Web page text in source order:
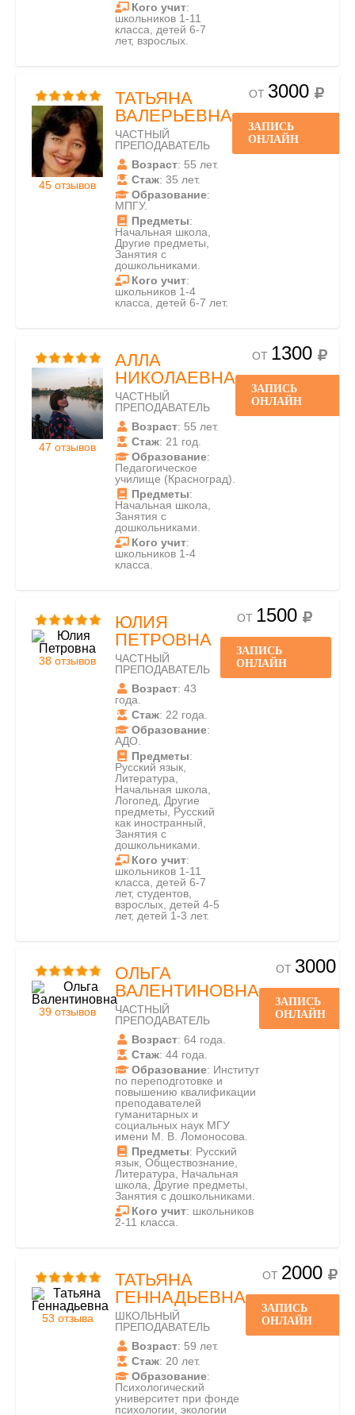
Кого учит:
школьников 1-11
класса, детей 6-7
лет, взрослых.
45 отзывов
ТАТЬЯНА
ВАЛЕРЬЕВНА
ЧАСТНЫЙ
ПРЕПОДАВАТЕЛЬ
Возраст: 55 лет.
Стаж: 35 лет.
Образование:
МПГУ.
Предметы:
Начальная школа,
Другие предметы,
Занятия с
дошкольниками.
Кого учит:
школьников 1-4
класса, детей 6-7 лет.
ОТ 3000
ЗАПИСЬ
ОНЛАЙН
47 отзывов
АЛЛА
НИКОЛАЕВНА
ЧАСТНЫЙ
ПРЕПОДАВАТЕЛЬ
Возраст: 55 лет.
Стаж: 21 год.
Образование:
Педагогическое
училище (Красноград).
Предметы:
Начальная школа,
Занятия с
дошкольниками.
Кого учит:
школьников 1-4
класса.
ОТ 1300
ЗАПИСЬ
ОНЛАЙН
38 отзывов
ЮЛИЯ
ПЕТРОВНА
ЧАСТНЫЙ
ПРЕПОДАВАТЕЛЬ
Возраст: 43
года.
Стаж: 22 года.
Образование:
АДО.
Предметы:
Русский язык,
Литература,
Начальная школа,
Логопед, Другие
предметы, Русский
как иностранный,
Занятия с
дошкольниками.
Кого учит:
школьников 1-11
класса, детей 6-7
лет, студентов,
взрослых, детей 4-5
лет, детей 1-3 лет.
ОТ 1500
ЗАПИСЬ
ОНЛАЙН
39 отзывов
ОЛЬГА
ВАЛЕНТИНОВНА
ЧАСТНЫЙ
ПРЕПОДАВАТЕЛЬ
Возраст: 64 года.
Стаж: 44 года.
Образование: Институт
по переподготовке и
повышению квалификации
преподавателей
гуманитарных и
социальных наук МГУ
имени М. В. Ломоносова.
Предметы: Русский
язык, Обществознание,
Литература, Начальная
школа, Другие предметы,
Занятия с дошкольниками.
Кого учит: школьников
2-11 класса.
ОТ 3000
ЗАПИСЬ
ОНЛАЙН
53 отзыва
ТАТЬЯНА
ГЕННАДЬЕВНА
ШКОЛЬНЫЙ
ПРЕПОДАВАТЕЛЬ
Возраст: 59 лет.
Стаж: 20 лет.
Образование:
Психологический
университет при фонде
психологии, экологии
ОТ 2000
ЗАПИСЬ
ОНЛАЙН